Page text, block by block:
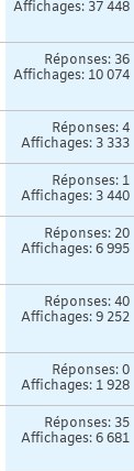
Affichages: 37 448
Réponses: 36
Affichages: 10 074
Réponses:4
Affichages: 3 333
Réponses: 1
Affichages: 3 440
Réponses: 20
Affichages: 6 995
Réponses:40
Affichages: 9 252
Réponses:0
Affichages: 1 928
Réponses: 35
Affichages: 6 681